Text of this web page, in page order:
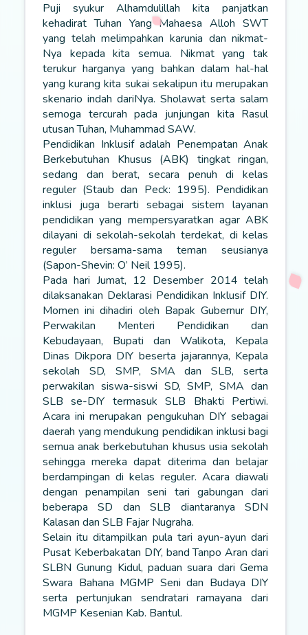
Puji syukur Alhamdulillah kita panjatkan
kehadirat Tuhan Yang Mahaesa Alloh SWT
yang telah melimpahkan karunia dan nikmat-
Nya kepada kita semua. Nikmat yang tak
terukur harganya yang bahkan dalam hal-hal
yang kurang kita sukai sekalipun itu merupakan
skenario indah dariNya. Sholawat serta salam
semoga tercurah pada junjungan kita Rasul
utusan Tuhan, Muhammad SAW.
Pendidikan Inklusif adalah Penempatan Anak
Berkebutuhan Khusus (ABK) tingkat ringan,
sedang dan berat, secara penuh di kelas
reguler (Staub dan Peck: 1995). Pendidikan
inklusi juga berarti sebagai sistem layanan
pendidikan yang mempersyaratkan agar ABK
dilayani di sekolah-sekolah terdekat, di kelas
reguler bersama-sama teman seusianya
(Sapon-Shevin: O’ Neil 1995).
Pada hari Jumat, 12 Desember 2014 telah
dilaksanakan Deklarasi Pendidikan Inklusif DIY.
Momen ini dihadiri oleh Bapak Gubernur DIY,
Perwakilan Menteri Pendidikan dan
Kebudayaan, Bupati dan Walikota, Kepala
Dinas Dikpora DIY beserta jajarannya, Kepala
sekolah SD, SMP, SMA dan SLB, serta
perwakilan siswa-siswi SD, SMP, SMA dan
SLB se-DIY termasuk SLB Bhakti Pertiwi.
Acara ini merupakan pengukuhan DIY sebagai
daerah yang mendukung pendidikan inklusi bagi
semua anak berkebutuhan khusus usia sekolah
sehingga mereka dapat diterima dan belajar
berdampingan di kelas reguler. Acara diawali
dengan penampilan seni tari gabungan dari
beberapa SD dan SLB diantaranya SDN
Kalasan dan SLB Fajar Nugraha.
Selain itu ditampilkan pula tari ayun-ayun dari
Pusat Keberbakatan DIY, band Tanpo Aran dari
SLBN Gunung Kidul, paduan suara dari Gema
Swara Bahana MGMP Seni dan Budaya DIY
serta pertunjukan sendratari ramayana dari
MGMP Kesenian Kab. Bantul.